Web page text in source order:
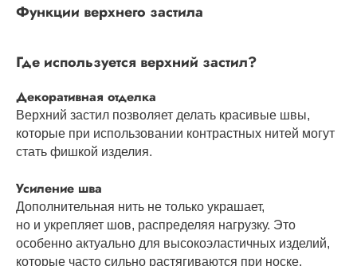
Функции верхнего застила
Где используется верхний застил?
Декоративная отделка
Верхний застил позволяет делать красивые швы,
которые при использовании контрастных нитей могут
стать фишкой изделия.
Усиление шва
Дополнительная нить не только украшает,
но и укрепляет шов, распределяя нагрузку. Это
особенно актуально для высокоэластичных изделий,
которые часто сильно растягиваются при носке.